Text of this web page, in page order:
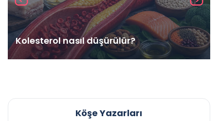
Kolesterol nasıl düşürülür?
Köşe Yazarları